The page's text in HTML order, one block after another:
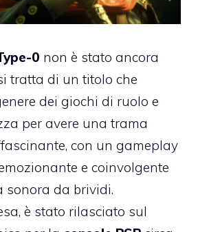
0 non è stato ancora
tratta di un titolo che
dei giochi di ruolo e
per avere una trama
con un gameplay
e coinvolgente
sonora da brividi.
è stato rilasciato sul